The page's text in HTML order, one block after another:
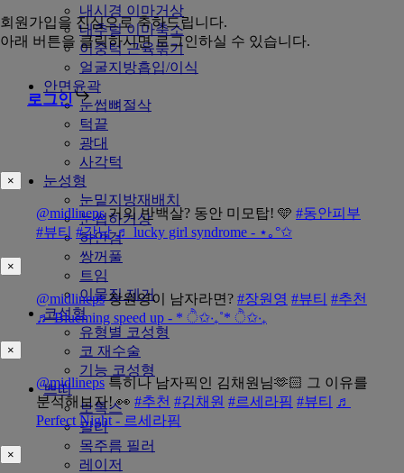
내시경 이마거상
내추럴 이마축소
이중턱 근육묶기
얼굴지방흡입/이식
안면윤곽
눈썹뼈절삭
턱끝
광대
사각턱
눈성형
눈밑지방재배치
눈썹하거상
하안검
쌍꺼풀
트임
이물질 제거
코성형
유형별 코성형
코 재수술
기능 코성형
쁘띠
보톡스
필러
목주름 필러
레이저
회원가입을 진심으로 축하드립니다.
아래 버튼을 클릭하시면 로그인하실 수 있습니다.
로그인
×
@midlineps거의 반백살? 동안 미모탑! 🩵 #동안피부
#뷰티 #강남 ♬ lucky girl syndrome - ⋆｡°✩
×
@midlineps장원영이 남자라면? #장원영 #뷰티 #추천
♬ Blueming speed up - * ੈ✩‧₊˚* ੈ✩‧₊
×
@midlineps 특히나 남자픽인 김채원님🫶🏻 그 이유를
분석해보자! 👀 #추천 #김채원 #르세라핌 #뷰티
♬
Perfect Night - 르세라핌
×